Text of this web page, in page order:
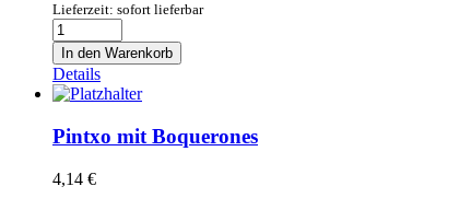
Lieferzeit: sofort lieferbar
Pintxo
mit
Atún
Menge
In den Warenkorb
Details
Pintxo mit Boquerones
4,14 €